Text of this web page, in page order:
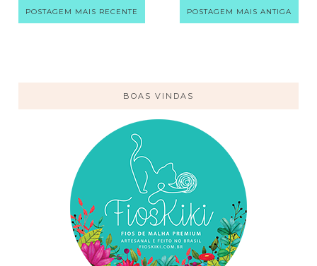
POSTAGEM MAIS RECENTE POSTAGEM MAIS ANTIGA
BOAS VINDAS